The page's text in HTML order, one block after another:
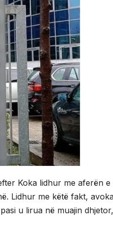
Koka lidhur me aferën
Lidhur me këtë fakt,
u lirua në muajin